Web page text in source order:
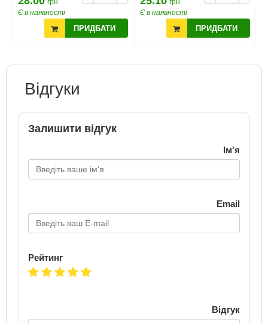
грн.
Є в наявності
ПРИДБАТИ
грн.
Є в наявності
ПРИДБАТИ
Відгуки
Залишити відгук
Ім'я
Email
Рейтинг
Відгук